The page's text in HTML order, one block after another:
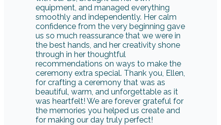
equipment, and managed everything
smoothly and independently. Her calm
confidence from the very beginning gave
us so much reassurance that we were in
the best hands, and her creativity shone
through in her thoughtful
recommendations on ways to make the
ceremony extra special. Thank you, Ellen,
for crafting a ceremony that was as
beautiful, warm, and unforgettable as it
was heartfelt! We are forever grateful for
the memories you helped us create and
for making our day truly perfect!